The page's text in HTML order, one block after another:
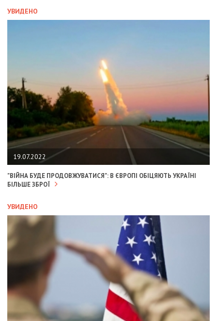
УВИДЕНО
19.07.2022
"ВІЙНА БУДЕ ПРОДОВЖУВАТИСЯ": В ЄВРОПІ ОБІЦЯЮТЬ УКРАЇНІ
БІЛЬШЕ ЗБРОЇ
УВИДЕНО